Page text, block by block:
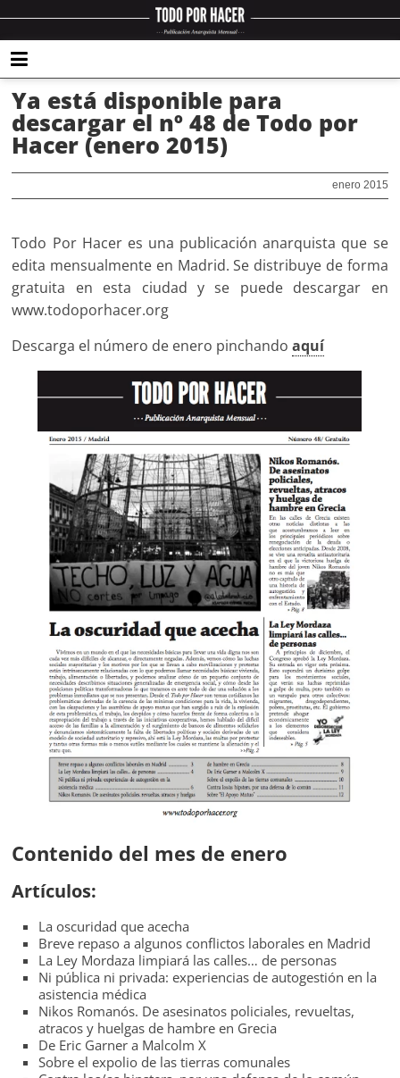
Ya está disponible para
descargar el nº 48 de Todo por
Hacer (enero 2015)
enero 2015
Todo Por Hacer es una publicación anarquista que se
edita mensualmente en Madrid. Se distribuye de forma
gratuita en esta ciudad y se puede descargar en
www.todoporhacer.org
Descarga el número de enero pinchandoaquí
Contenido del mes de enero
Artículos:
La oscuridad que acecha
Breve repaso a algunos conflictos laborales en Madrid
La Ley Mordaza limpiará las calles… de personas
Ni pública ni privada: experiencias de autogestión en la
asistencia médica
Nikos Romanós. De asesinatos policiales, revueltas,
atracos y huelgas de hambre en Grecia
De Eric Garner a Malcolm X
Sobre el expolio de las tierras comunales